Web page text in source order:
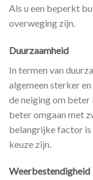
Als u een beperkt
overweging zijn.
Duurzaamheid
In termen van
algemeen sterker
de neiging om beter
beter omgaan met
belangrijke factor
keuze zijn.
Weerbestendigheid